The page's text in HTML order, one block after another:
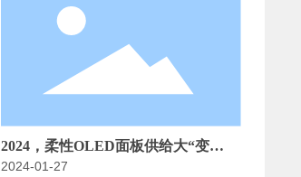
2024，柔性OLED面板供给大“变
天”！TCL华星|维信诺|京东方等面板
2024-01-27